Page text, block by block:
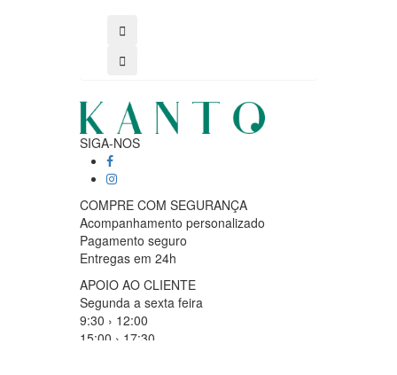
SIGA-NOS
COMPRE COM SEGURANÇA
Acompanhamento personalizado
Pagamento seguro
Entregas em 24h
APOIO AO CLIENTE
Segunda a sexta feira
9:30 › 12:00
15:00 › 17:30